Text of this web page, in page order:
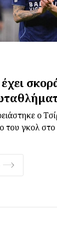
ο
του γκολ στο